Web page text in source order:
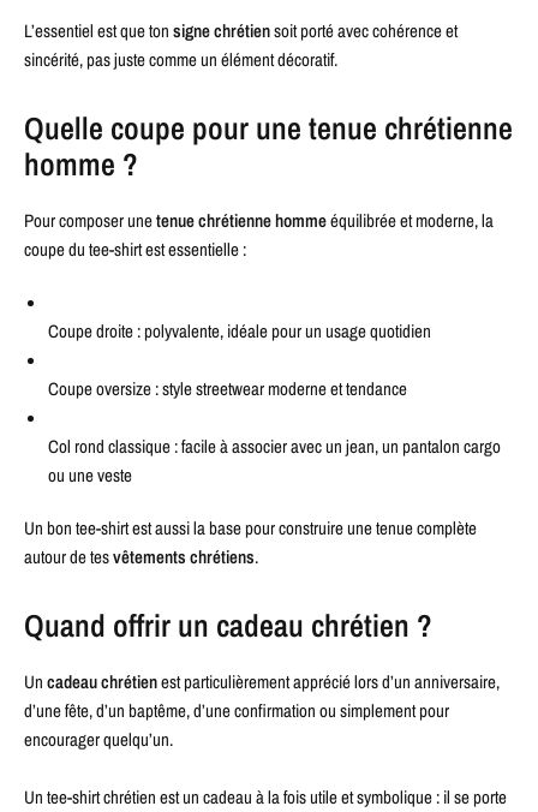
L’essentiel est que tonsigne chrétiensoit porté avec cohérence et
sincérité, pas juste comme un élément décoratif.
Quelle coupe pour une tenue chrétienne
homme ?
Pour composer unetenue chrétienne hommeéquilibrée et moderne, la
coupe du tee-shirt est essentielle :
Coupe droite : polyvalente, idéale pour un usage quotidien
Coupe oversize : style streetwear moderne et tendance
Col rond classique : facile à associer avec un jean, un pantalon cargo
ou une veste
Un bon tee-shirt est aussi la base pour construire une tenue complète
autour de tesvêtements chrétiens.
Quand offrir un cadeau chrétien ?
Uncadeau chrétienest particulièrement apprécié lors d’un anniversaire,
d’une fête, d’un baptême, d’une confirmation ou simplement pour
encourager quelqu’un.
Un tee-shirt chrétien est un cadeau à la fois utile et symbolique : il se porte